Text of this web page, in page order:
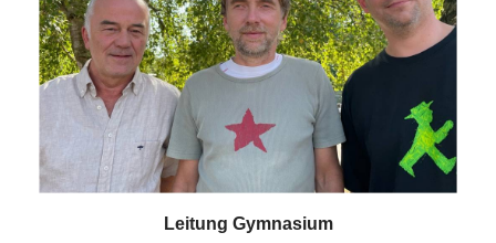
Leitung Gymnasium